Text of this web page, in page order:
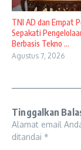
TNI AD dan Empat
Sepakati
Berbasis Tekno ...
Agustus 7, 2026
Tinggalkan
Alamat email
ditandai *